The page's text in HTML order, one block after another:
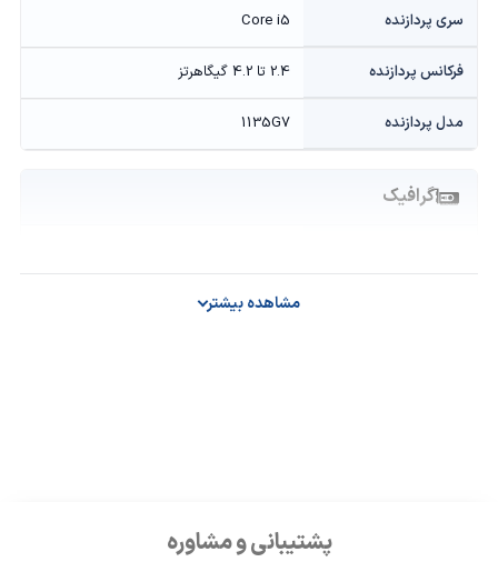
سری پردازنده Core i5
فرکانس پردازنده 2.4 تا 4.2 گیگاهرتز
مدل پردازنده 1135G7
گرافیک
NVIDIA
1TB HDD + 256GB SSD
مشاهده بیشتر
پشتیبانی و مشاوره